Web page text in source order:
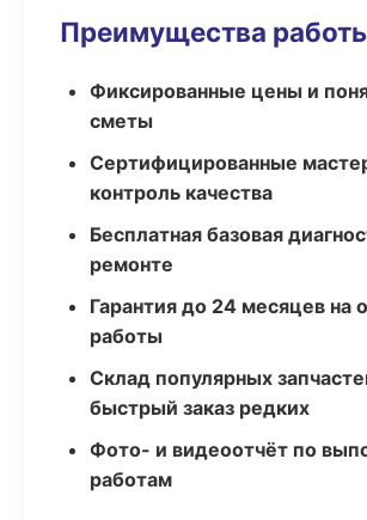
Преимущества
Фиксированные цены и
сметы
Сертифицированные
контроль качества
Бесплатная базовая
ремонте
Гарантия до 24 месяцев на
работы
Склад популярных
быстрый заказ редких
Фото- и видеоотчёт по
работам